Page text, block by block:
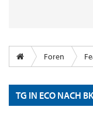
Foren
TG IN ECO NACH